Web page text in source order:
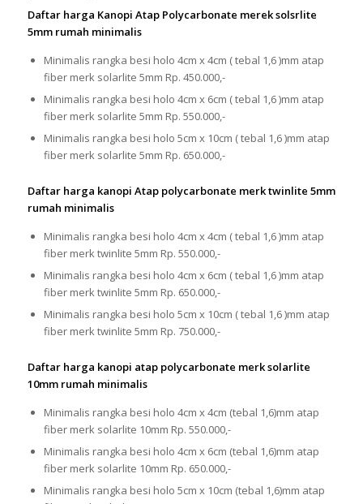
Daftar harga Kanopi Atap Polycarbonate merek solsrlite
5mm rumah minimalis
Minimalis rangka besi holo 4cm x 4cm ( tebal 1,6 )mm atap
fiber merk solarlite 5mm Rp. 450.000,-
Minimalis rangka besi holo 4cm x 6cm ( tebal 1,6 )mm atap
fiber merk solarlite 5mm Rp. 550.000,-
Minimalis rangka besi holo 5cm x 10cm ( tebal 1,6 )mm atap
fiber merk solarlite 5mm Rp. 650.000,-
Daftar harga kanopi Atap polycarbonate merk twinlite 5mm
rumah minimalis
Minimalis rangka besi holo 4cm x 4cm ( tebal 1,6 )mm atap
fiber merk twinlite 5mm Rp. 550.000,-
Minimalis rangka besi holo 4cm x 6cm ( tebal 1,6 )mm atap
fiber merk twinlite 5mm Rp. 650.000,-
Minimalis rangka besi holo 5cm x 10cm ( tebal 1,6 )mm atap
fiber merk twinlite 5mm Rp. 750.000,-
Daftar harga kanopi atap polycarbonate merk solarlite
10mm rumah minimalis
Minimalis rangka besi holo 4cm x 4cm (tebal 1,6)mm atap
fiber merk solarlite 10mm Rp. 550.000,-
Minimalis rangka besi holo 4cm x 6cm (tebal 1,6)mm atap
fiber merk solarlite 10mm Rp. 650.000,-
Minimalis rangka besi holo 5cm x 10cm (tebal 1,6)mm atap